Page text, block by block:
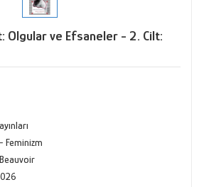
Olgular ve Efsaneler - 2. Cilt:
Feminizm